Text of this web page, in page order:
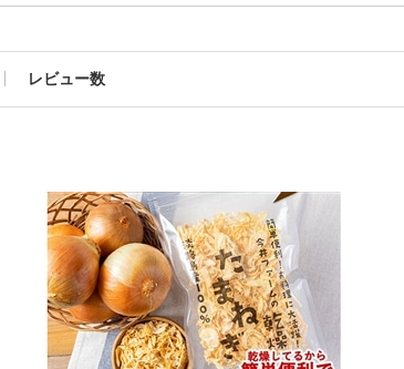
レビュー数